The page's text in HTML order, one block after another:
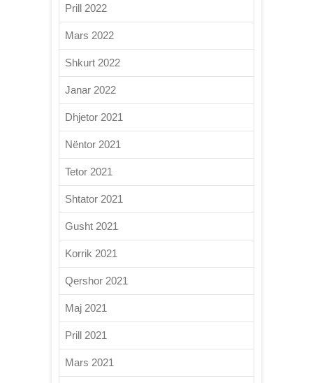
Prill 2022
Mars 2022
Shkurt 2022
Janar 2022
Dhjetor 2021
Nëntor 2021
Tetor 2021
Shtator 2021
Gusht 2021
Korrik 2021
Qershor 2021
Maj 2021
Prill 2021
Mars 2021